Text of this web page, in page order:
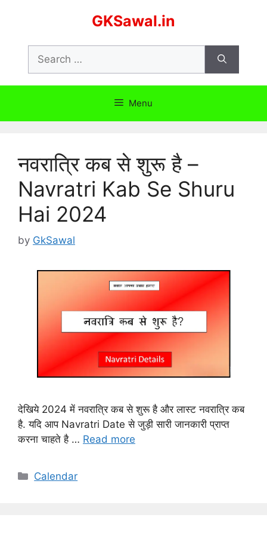
GKSawal.in
for:
Menu
नवरात्रि कब से शुरू है –
Navratri Kab Se Shuru
Hai 2024
by GkSawal
देखिये 2024 में नवरात्रि कब से शुरू है और लास्ट नवरात्रि कब
है. यदि आप Navratri Date से जुड़ी सारी जानकारी प्राप्त
करना चाहते है … Read more
Categories
Calendar